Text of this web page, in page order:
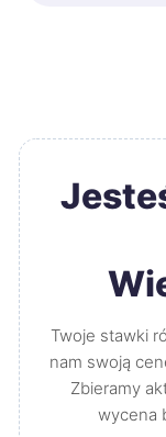
Twoje stawki
nam swoją
Zbieramy
wycena